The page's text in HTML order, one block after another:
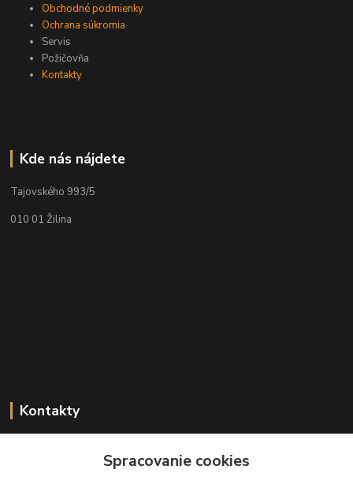
Obchodné podmienky
Ochrana súkromia
Servis
Požičovňa
Kontakty
Kde nás nájdete
Tajovského 993/5
010 01 Žilina
Kontakty
+421 905 536 752Spracovanie cookies